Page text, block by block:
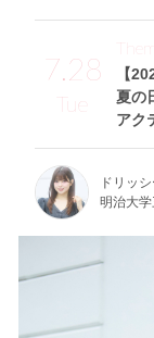
7.28
Tue
【
夏の
アク
Theme
ドリッ
明治大